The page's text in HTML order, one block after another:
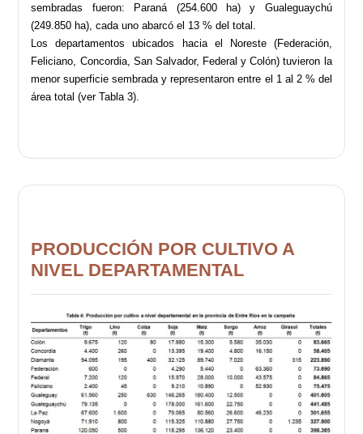
sembradas fueron: Paraná (254.600 ha) y Gualeguaychú
(249.850 ha), cada uno abarcó el 13 % del total.
Los departamentos ubicados hacia el Noreste (Federación,
Feliciano, Concordia, San Salvador, Federal y Colón) tuvieron la
menor superficie sembrada y representaron entre el 1 al 2 % del
área total (ver Tabla 3).
PRODUCCIÓN POR CULTIVO A
NIVEL DEPARTAMENTAL